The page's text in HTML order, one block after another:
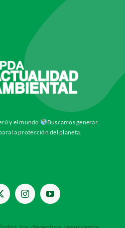
y el mundo
Buscamos generar
la protección del planeta.